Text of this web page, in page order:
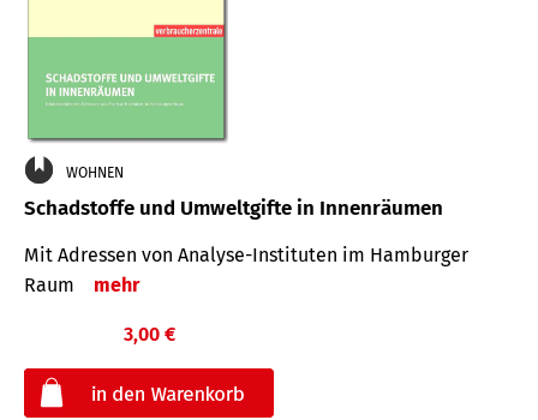
WOHNEN
Schadstoffe und Umweltgifte in Innenräumen
Mit Adressen von Analyse-Insti­tuten im Hamburger
Raum
mehr
3,00 €